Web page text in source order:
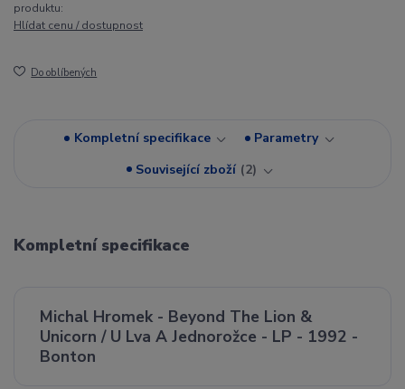
produktu:
Hlídat cenu / dostupnost
Do oblíbených
Kompletní specifikace
Parametry
Související zboží 2
Kompletní specifikace
Michal Hromek - Beyond The Lion &
Unicorn / U Lva A Jednorožce - LP - 1992 -
Bonton